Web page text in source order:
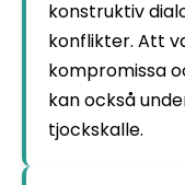
konstruktiv
konflikter. Att
kompromissa
kan också
tjockskalle.